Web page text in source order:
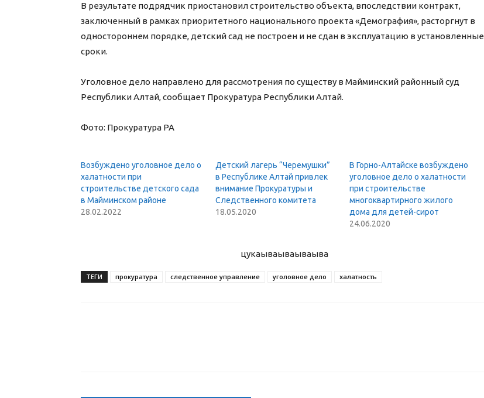
В результате подрядчик приостановил строительство объекта, впоследствии контракт,
заключенный в рамках приоритетного национального проекта «Демография», расторгнут в
одностороннем порядке, детский сад не построен и не сдан в эксплуатацию в установленные
сроки.
Уголовное дело направлено для рассмотрения по существу в Майминский районный суд
Республики Алтай, сообщает Прокуратура Республики Алтай.
Фото: Прокуратура РА
Возбуждено уголовное дело о
халатности при
строительстве детского сада
в Майминском районе
28.02.2022
Детский лагерь “Черемушки”
в Республике Алтай привлек
внимание Прокуратуры и
Следственного комитета
18.05.2020
В Горно-Алтайске возбуждено
уголовное дело о халатности
при строительстве
многоквартирного жилого
дома для детей-сирот
24.06.2020
цукаываываываыва
ТЕГИ прокуратура следственное управление уголовное дело халатность